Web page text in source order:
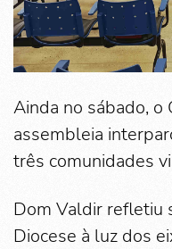
Ainda no sábado, o
assembleia
três comunidades
Dom Valdir refletiu
Diocese à luz dos